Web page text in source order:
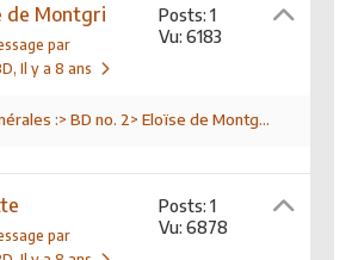
de Montgri
par
, Il y a 8 ans
Posts: 1
Vu: 6183
:> BD no. 2> Eloïse de Montg...
par
Posts: 1
Vu: 6878